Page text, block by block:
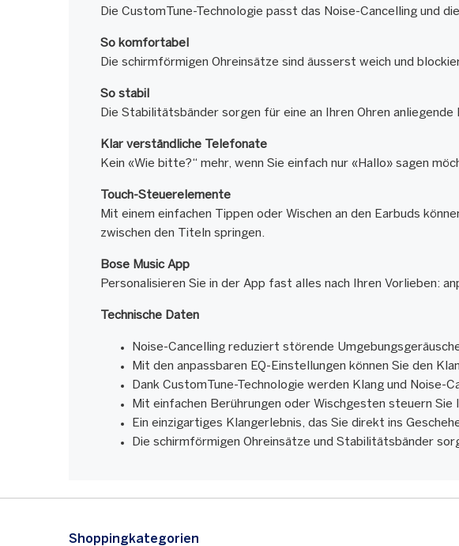
Die CustomTune-Technologie passt das Noise-Cancelling und
So komfortabel
Die schirmförmigen Ohreinsätze sind äusserst weich und
So stabil
Die Stabilitätsbänder sorgen für eine an Ihren Ohren
Klar verständliche Telefonate
Kein «Wie bitte?“ mehr, wenn Sie einfach nur «Hallo» sagen
Touch-Steuerelemente
Mit einem einfachen Tippen oder Wischen an den Earbuds
zwischen den Titeln springen.
Bose Music App
Personalisieren Sie in der App fast alles nach Ihren Vorlieben:
Technische Daten
Noise-Cancelling reduziert störende
Mit den anpassbaren EQ-Einstellungen können Sie den
Dank CustomTune-Technologie werden Klang und
Mit einfachen Berührungen oder Wischgesten steuern
Ein einzigartiges Klangerlebnis, das Sie direkt ins
Die schirmförmigen Ohreinsätze und Stabilitätsbänder
Shoppingkategorien